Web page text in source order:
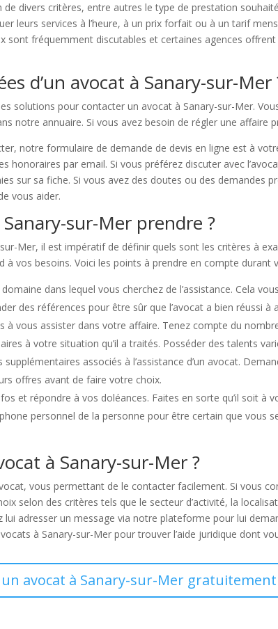
divers critères, entre autres le type de prestation
leurs services à l’heure, à un prix forfait ou à un tarif
sont fréquemment discutables et certaines agences
d’un avocat à Sanary-sur-Mer
solutions pour contacter un avocat à Sanary-sur-Mer.
notre annuaire. Si vous avez besoin de régler une
notre formulaire de demande de devis en ligne est à
honoraires par email. Si vous préférez discuter avec
sur sa fiche. Si vous avez des doutes ou des demandes
vous aider.
sur-Mer prendre ?
Mer, il est impératif de définir quels sont les critères à
vos besoins. Voici les points à prendre en compte durant
dans lequel vous cherchez de l’assistance. Cela
des références pour être sûr que l’avocat a bien réussi à
vous assister dans votre affaire. Tenez compte du
à votre situation qu’il a traités. Posséder des talents
associés à l’assistance d’un avocat.
offres avant de faire votre choix.
et répondre à vos doléances. Faites en sorte qu’il soit à
personnel de la personne pour être certain que vous
à Sanary-sur-Mer ?
vous permettant de le contacter facilement. Si vous
selon des critères tels que le secteur d’activité, la
adresser un message via notre plateforme pour lui
à Sanary-sur-Mer pour trouver l’aide juridique dont
un avocat à Sanary-sur-Mer gratuitement